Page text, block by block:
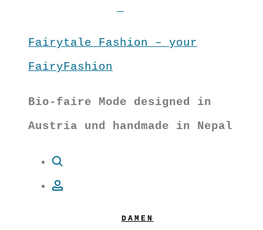
Fairytale Fashion – your
FairyFashion
Bio-faire Mode designed in
Austria und handmade in Nepal
DAMEN